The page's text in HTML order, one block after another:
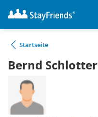
Startseite
Bernd Schlotter